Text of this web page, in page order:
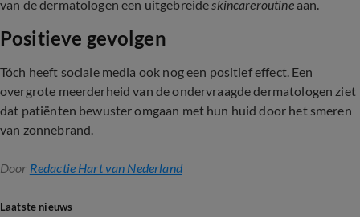
van de dermatologen een uitgebreideskincareroutineaan.
Positieve gevolgen
Tóch heeft sociale media ook nog een positief effect. Een
overgrote meerderheid van de ondervraagde dermatologen ziet
dat patiënten bewuster omgaan met hun huid door het smeren
van zonnebrand.
Door Redactie Hart van Nederland
Laatste nieuws